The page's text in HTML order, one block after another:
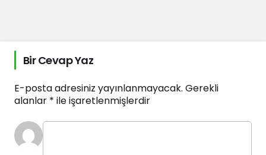
Bir Cevap Yaz
E-posta adresiniz yayınlanmayacak. Gerekli
alanlar * ile işaretlenmişlerdir